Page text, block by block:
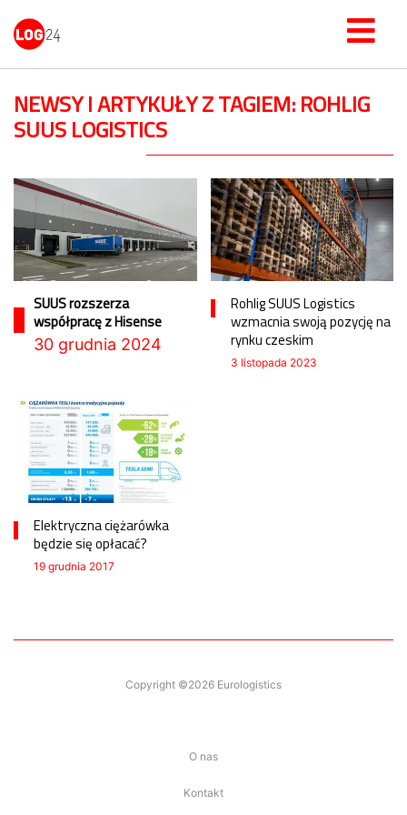
NEWSY I ARTYKUŁY Z TAGIEM: ROHLIG
SUUS LOGISTICS
SUUS rozszerza
współpracę z Hisense
30 grudnia 2024
Rohlig SUUS Logistics
wzmacnia swoją pozycję na
rynku czeskim
3 listopada 2023
Elektryczna ciężarówka
będzie się opłacać?
19 grudnia 2017
Copyright ©2026 Eurologistics
O nas
Kontakt